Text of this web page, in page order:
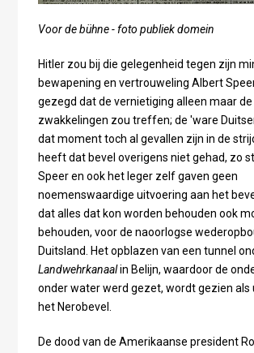
Voor de bühne - foto publiek domein
Hitler zou bij die gelegenheid tegen zijn
bewapening en vertrouweling Albert
gezegd dat de vernietiging alleen maar de
zwakkelingen zou treffen; de 'ware
dat moment toch al gevallen zijn in de
heeft dat bevel overigens niet gehad, zo
Speer en ook het leger zelf gaven geen
noemenswaardige uitvoering aan het
dat alles dat kon worden behouden ook
behouden, voor de naoorlogse
Duitsland. Het opblazen van een tunnel
Landwehrkanaalin Belijn, waardoor de
onder water werd gezet, wordt gezien als
het Nerobevel.
De dood van de Amerikaanse president